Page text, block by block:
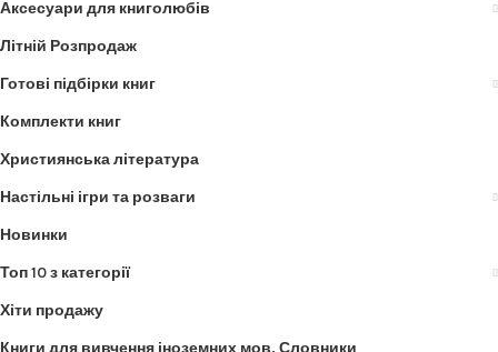
Аксесуари для книголюбів
Літній Розпродаж
Готові підбірки книг
Комплекти книг
Християнська література
Настільні ігри та розваги
Новинки
Топ 10 з категорії
Хіти продажу
Книги для вивчення іноземних мов. Словники